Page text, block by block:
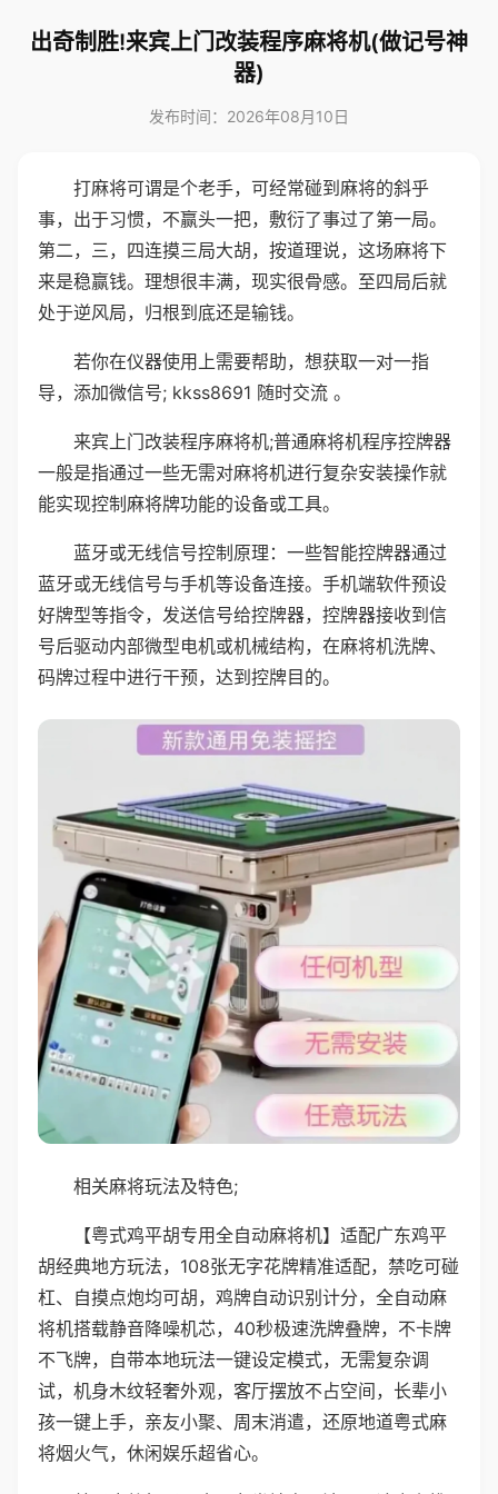
出奇制胜!来宾上门改装程序麻将机(做记号神
器)
发布时间：2026年08月10日
打麻将可谓是个老手，可经常碰到麻将的斜乎
事，出于习惯，不赢头一把，敷衍了事过了第一局。
第二，三，四连摸三局大胡，按道理说，这场麻将下
来是稳赢钱。理想很丰满，现实很骨感。至四局后就
处于逆风局，归根到底还是输钱。
若你在仪器使用上需要帮助，想获取一对一指
导，添加微信号; kkss8691 随时交流 。
来宾上门改装程序麻将机;普通麻将机程序控牌器
一般是指通过一些无需对麻将机进行复杂安装操作就
能实现控制麻将牌功能的设备或工具。
蓝牙或无线信号控制原理：一些智能控牌器通过
蓝牙或无线信号与手机等设备连接。手机端软件预设
好牌型等指令，发送信号给控牌器，控牌器接收到信
号后驱动内部微型电机或机械结构，在麻将机洗牌、
码牌过程中进行干预，达到控牌目的。
相关麻将玩法及特色;
【粤式鸡平胡专用全自动麻将机】适配广东鸡平
胡经典地方玩法，108张无字花牌精准适配，禁吃可碰
杠、自摸点炮均可胡，鸡牌自动识别计分，全自动麻
将机搭载静音降噪机芯，40秒极速洗牌叠牌，不卡牌
不飞牌，自带本地玩法一键设定模式，无需复杂调
试，机身木纹轻奢外观，客厅摆放不占空间，长辈小
孩一键上手，亲友小聚、周末消遣，还原地道粤式麻
将烟火气，休闲娱乐超省心。